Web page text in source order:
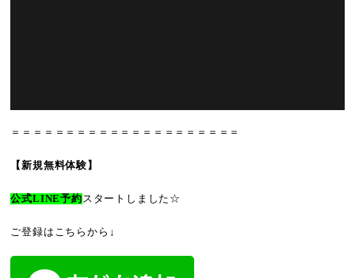
＝＝＝＝＝＝＝＝＝＝＝＝＝＝＝＝＝＝＝＝＝
【新規無料体験】
公式LINE予約スタートしました☆
ご登録はこちらから↓